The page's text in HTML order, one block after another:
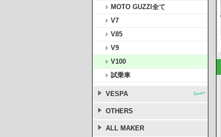
MOTO GUZZI全て
V7
V85
V9
V100
試乗車
VESPA
OTHERS
ALL MAKER